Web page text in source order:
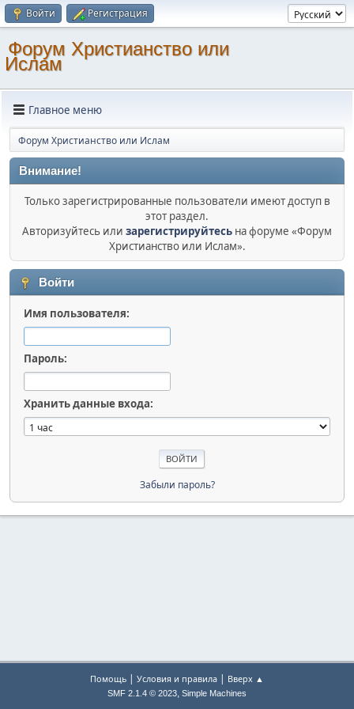
Войти Регистрация
Форум Христианство или
Ислам
Главное меню
Форум Христианство или Ислам
Внимание!
Только зарегистрированные пользователи имеют доступ в
этот раздел.
Авторизуйтесь или зарегистрируйтесь на форуме «Форум
Христианство или Ислам».
Войти
Имя пользователя:
Пароль:
Хранить данные входа:
Забыли пароль?
Помощь | Условия и правила | Вверх ▲
SMF 2.1.4 © 2023, Simple Machines